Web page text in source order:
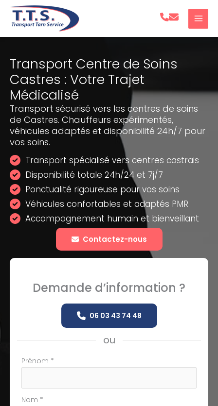
Aller
Transport Centre de Soins
Castres : Votre Trajet
Médicalisé
Transport sécurisé vers les centres de soins
de Castres. Chauffeurs expérimentés,
véhicules adaptés et disponibilité 24h/7 pour
vos soins.
Transport spécialisé vers centres castrais
Disponibilité totale 24h/24 et 7j/7
Ponctualité rigoureuse pour vos soins
Véhicules confortables et adaptés PMR
Accompagnement humain et bienveillant
Contactez-nous
Demande d’information ?
06 03 43 74 48
ou
Formulaire
téléphone
Prénom *
Nom *